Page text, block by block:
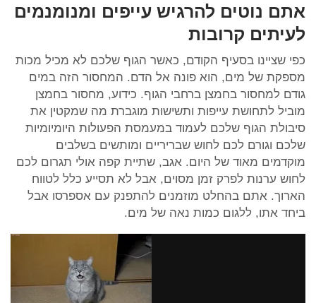
אתם נוטים להרגיש עייפים ומנומנמים
לעיתים קרובות
כפי שציינו בסעיף הקודם, כאשר הגוף שלכם לא מכיל מכות
מספקת של מים, הוא פונה אל הדם. המחסור הזה במים
גודם למחסור בחמצן ברחבי הגוף. כידוע, מחסור בחמצן
מוביל לתחושת עייפות ותשישות מוגברת מה שמקטין את
סיבולת הגוף שלכם לעמוד במעמסת הפעולות היומיומיות
שלכם וגורם לכם לחוש שבריריים ומותשים בשלבים
מוקדמים מאוד של היום. אגב, שתיית קפה אולי תגרום לכם
לחוש ערנות לפרק זמן מסוים, אבל לא תסייע כלל לטווח
הארוך. אתם בהחלט מוזמנים להתפנק עם אספרסו אבל
ביחד אתו, ללגום כמות נאה של מים.